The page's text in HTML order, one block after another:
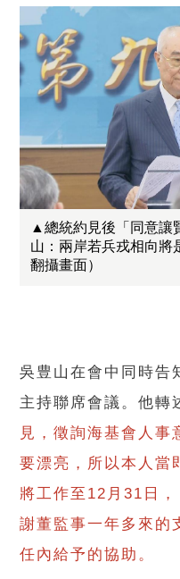
▲總統約見後「同意讓
山：兩岸若兵戎相向將
翻攝畫面）
吳豊山在會中同時告
主持聯席會議。他轉
見，徵詢海基會人事
要漂亮，所以本人當
將工作至12月31日
謝董監事一年多來的
任內給予的協助。